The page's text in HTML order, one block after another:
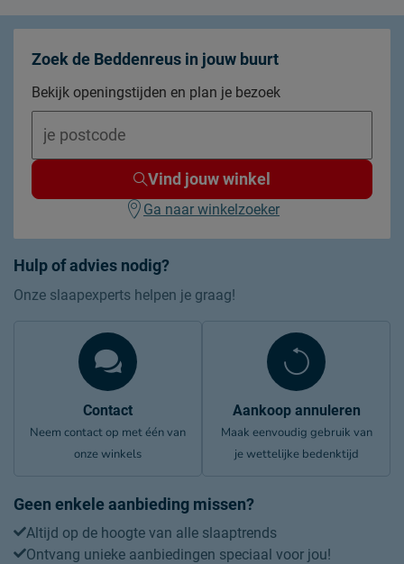
Hulp of advies nodig?
Onze slaapexperts helpen je graag!
Contact
Neem contact op met één van
onze winkels
Aankoop annuleren
Maak eenvoudig gebruik van
je wettelijke bedenktijd
Geen enkele aanbieding missen?
Altijd op de hoogte van alle slaaptrends
Ontvang unieke aanbiedingen speciaal voor jou!
Zoek de Beddenreus in jouw buurt
Bekijk openingstijden en plan je bezoek
Vind jouw winkel
Ga naar winkelzoeker